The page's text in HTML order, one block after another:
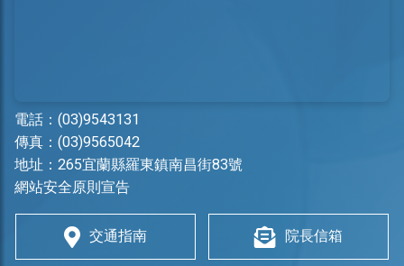
電話： (03)9543131
傳真：(03)9565042
地址： 265宜蘭縣羅東鎮南昌街83號
網站安全原則宣告
交通指南 院長信箱